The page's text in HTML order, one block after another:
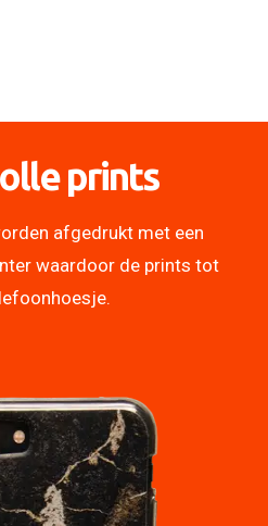
prints
afgedrukt met een
waardoor de prints tot